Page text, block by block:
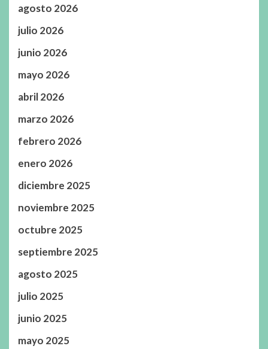
agosto 2026
julio 2026
junio 2026
mayo 2026
abril 2026
marzo 2026
febrero 2026
enero 2026
diciembre 2025
noviembre 2025
octubre 2025
septiembre 2025
agosto 2025
julio 2025
junio 2025
mayo 2025